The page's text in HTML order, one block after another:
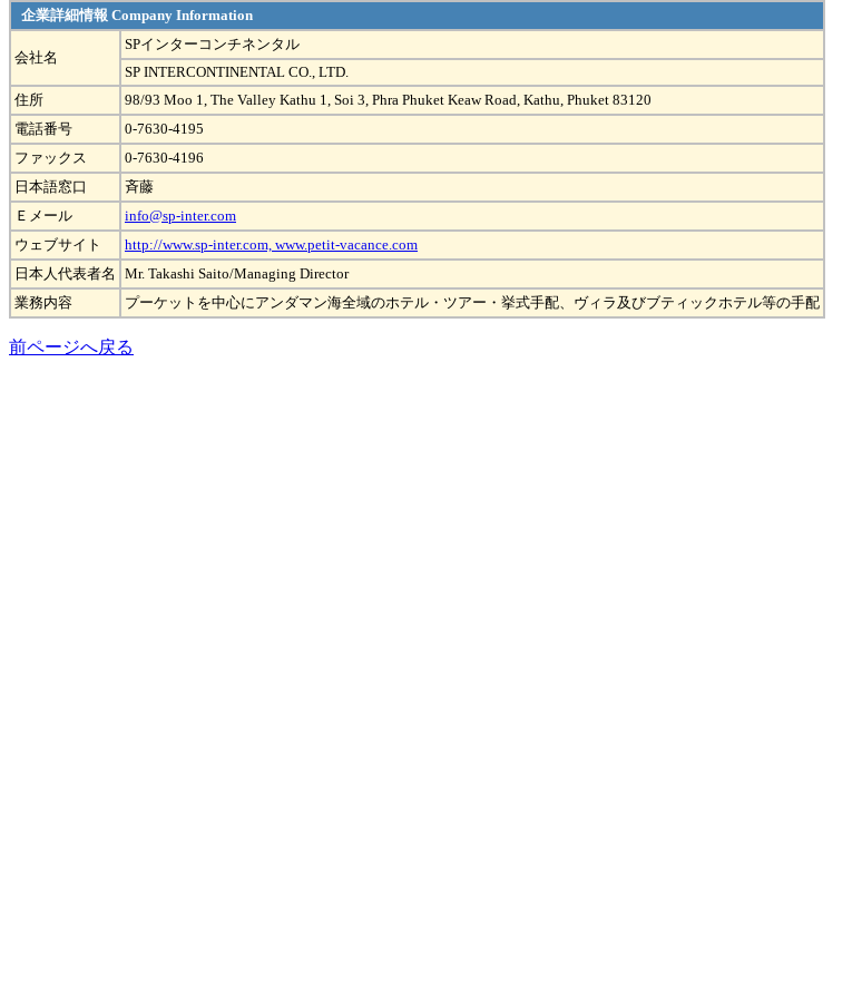
企業詳細情報 Company Information
会社名
SPインターコンチネンタル
SP INTERCONTINENTAL CO., LTD.
住所
98/93 Moo 1, The Valley Kathu 1, Soi 3, Phra Phuket Keaw Road, Kathu, Phuket 83120
電話番号
0-7630-4195
ファックス
0-7630-4196
日本語窓口
斉藤
Ｅメール
info@sp-inter.com
ウェブサイト
http://www.sp-inter.com, www.petit-vacance.com
日本人代表者名
Mr. Takashi Saito/Managing Director
業務内容
プーケットを中心にアンダマン海全域のホテル・ツアー・挙式手配、ヴィラ及びブティックホテル等の手配
前ページへ戻る